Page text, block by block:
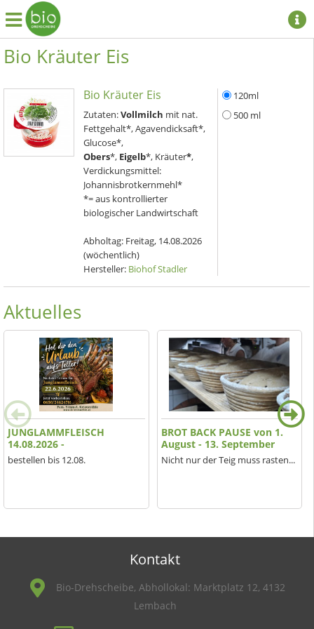
Bio Kräuter Eis
Bio Kräuter Eis
Zutaten:Vollmilch mit nat.
Fettgehalt*, Agavendicksaft*,
Glucose*,
Obers*, Eigelb*, Kräuter*,
Verdickungsmittel:
Johannisbrotkernmehl*
*= aus kontrollierter
biologischer Landwirtschaft
Abholtag: Freitag, 14.08.2026
(wöchentlich)
Hersteller: Biohof Stadler
120ml
500 ml
Aktuelles
JUNGLAMMFLEISCH
14.08.2026 -
bestellen bis 12.08.
BROT BACK PAUSE von 1.
August - 13. September
Nicht nur der Teig muss rasten...
Kontakt
Bio-Drehscheibe, Abhollokal: Marktplatz 12, 4132
Lembach